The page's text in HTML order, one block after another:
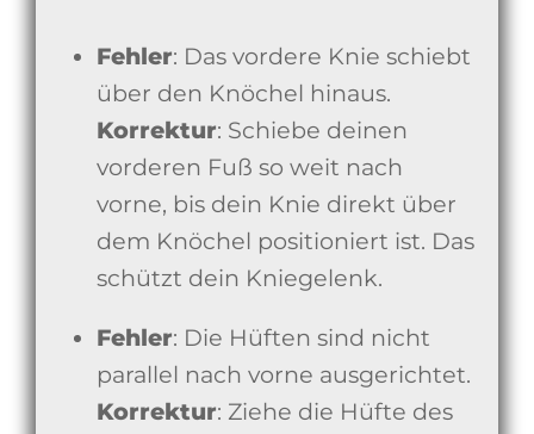
Fehler: Das vordere Knie schiebt
über den Knöchel hinaus.
Korrektur: Schiebe deinen
vorderen Fuß so weit nach
vorne, bis dein Knie direkt über
dem Knöchel positioniert ist. Das
schützt dein Kniegelenk.
Fehler: Die Hüften sind nicht
parallel nach vorne ausgerichtet.
Korrektur: Ziehe die Hüfte des